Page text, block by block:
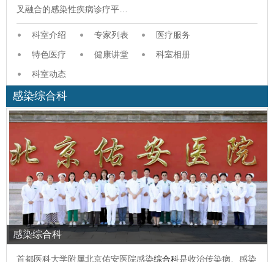
叉融合的感染性疾病诊疗平…
科室介绍 专家列表
医疗服务
特色医疗
健康讲堂
科室相册
科室动态
感染综合科
感染综合科
首都医科大学附属北京佑安医院感染综合科是收治传染病、感染